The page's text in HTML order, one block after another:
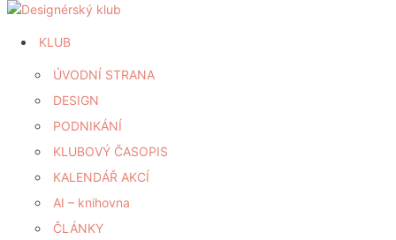
KLUB
ÚVODNÍ STRANA
DESIGN
PODNIKÁNÍ
KLUBOVÝ ČASOPIS
KALENDÁŘ AKCÍ
AI – knihovna
ČLÁNKY